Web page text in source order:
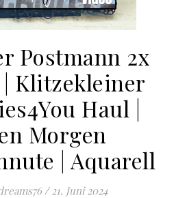
Postmann 2x
Klitzekleiner
Haul |
Morgen
| Aquarell
/ 21. Juni 2024